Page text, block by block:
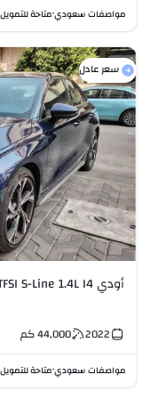
مواصفات سعودي•متاحة للتمويل
سعر عادل
أودي A3 35TFSI S-Line 1.4L I4
2022
44,000كم
مواصفات سعودي•متاحة للتمويل